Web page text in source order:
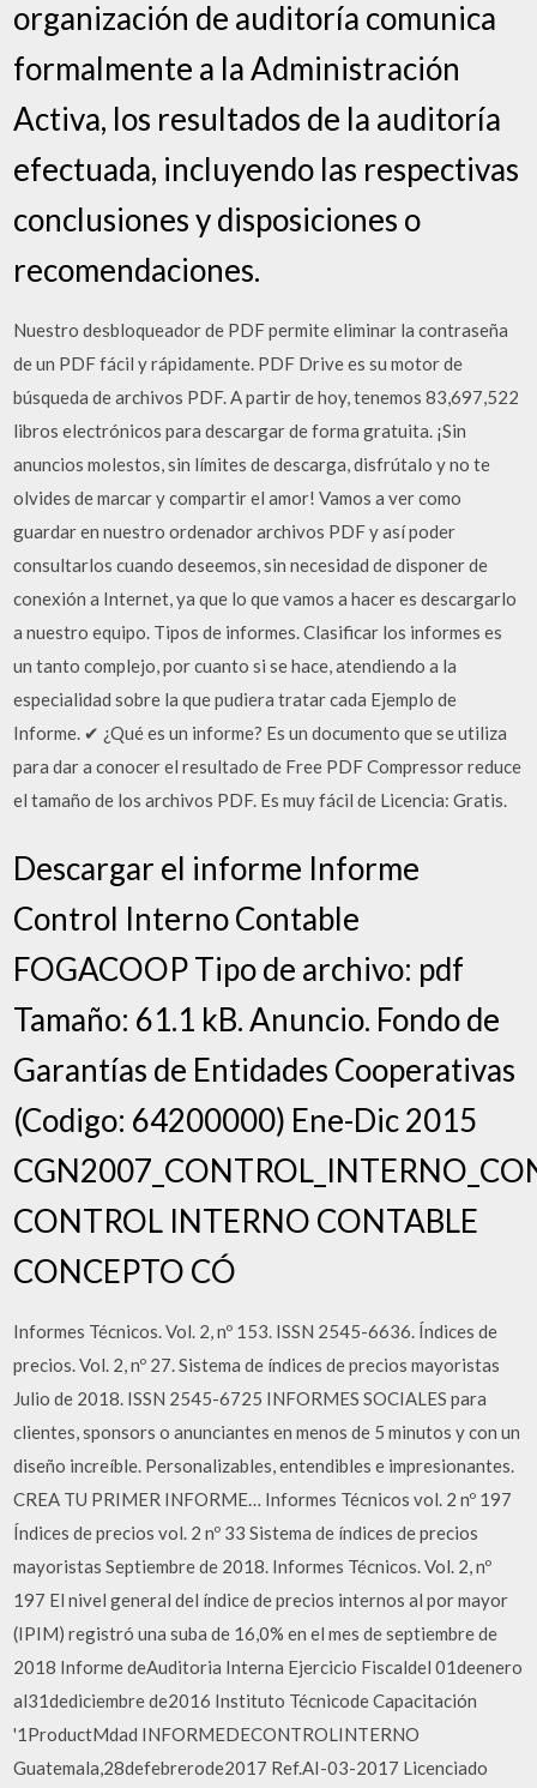
organización de auditoría comunica
formalmente a la Administración
Activa, los resultados de la auditoría
efectuada, incluyendo las respectivas
conclusiones y disposiciones o
recomendaciones.
Nuestro desbloqueador de PDF permite eliminar la contraseña
de un PDF fácil y rápidamente. PDF Drive es su motor de
búsqueda de archivos PDF. A partir de hoy, tenemos 83,697,522
libros electrónicos para descargar de forma gratuita. ¡Sin
anuncios molestos, sin límites de descarga, disfrútalo y no te
olvides de marcar y compartir el amor! Vamos a ver como
guardar en nuestro ordenador archivos PDF y así poder
consultarlos cuando deseemos, sin necesidad de disponer de
conexión a Internet, ya que lo que vamos a hacer es descargarlo
a nuestro equipo. Tipos de informes. Clasificar los informes es
un tanto complejo, por cuanto si se hace, atendiendo a la
especialidad sobre la que pudiera tratar cada Ejemplo de
Informe. ✔ ¿Qué es un informe? Es un documento que se utiliza
para dar a conocer el resultado de Free PDF Compressor reduce
el tamaño de los archivos PDF. Es muy fácil de Licencia: Gratis.
Descargar el informe Informe
Control Interno Contable
FOGACOOP Tipo de archivo: pdf
Tamaño: 61.1 kB. Anuncio. Fondo de
Garantías de Entidades Cooperativas
(Codigo: 64200000) Ene-Dic 2015
CONTROL INTERNO CONTABLE
CONCEPTO CÓ
Informes Técnicos. Vol. 2, nº 153. ISSN 2545-6636. Índices de
precios. Vol. 2, nº 27. Sistema de índices de precios mayoristas
Julio de 2018. ISSN 2545-6725 INFORMES SOCIALES para
clientes, sponsors o anunciantes en menos de 5 minutos y con un
diseño increíble. Personalizables, entendibles e impresionantes.
CREA TU PRIMER INFORME… Informes Técnicos vol. 2 nº 197
Índices de precios vol. 2 nº 33 Sistema de índices de precios
mayoristas Septiembre de 2018. Informes Técnicos. Vol. 2, nº
197 El nivel general del índice de precios internos al por mayor
(IPIM) registró una suba de 16,0% en el mes de septiembre de
2018 Informe deAuditoria Interna Ejercicio Fiscaldel 01deenero
al31dediciembre de2016 Instituto Técnicode Capacitación
'1ProductMdad INFORMEDECONTROLINTERNO
Guatemala,28defebrerode2017 Ref.AI-03-2017 Licenciado